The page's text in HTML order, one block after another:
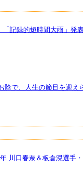
記録的短時間大雨」発
で、人生の節目を迎え
川口春奈＆板倉滉選手